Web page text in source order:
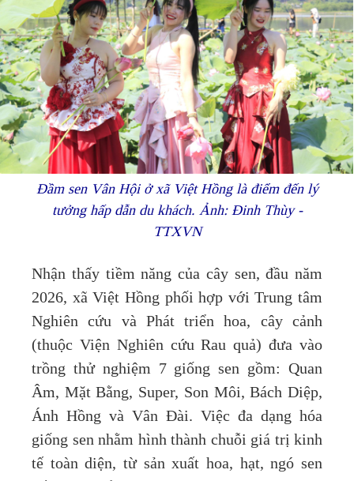
Đầm sen Vân Hội ở xã Việt Hồng là điểm đến lý
tưởng hấp dẫn du khách. Ảnh: Đinh Thùy -
TTXVN
Nhận thấy tiềm năng của cây sen, đầu năm
2026, xã Việt Hồng phối hợp với Trung tâm
Nghiên cứu và Phát triển hoa, cây cảnh
(thuộc Viện Nghiên cứu Rau quả) đưa vào
trồng thử nghiệm 7 giống sen gồm: Quan
Âm, Mặt Bằng, Super, Son Môi, Bách Diệp,
Ánh Hồng và Vân Đài. Việc đa dạng hóa
giống sen nhằm hình thành chuỗi giá trị kinh
tế toàn diện, từ sản xuất hoa, hạt, ngó sen